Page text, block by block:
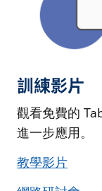
訓練影片
觀看免費的
進一步應用。
教學影片